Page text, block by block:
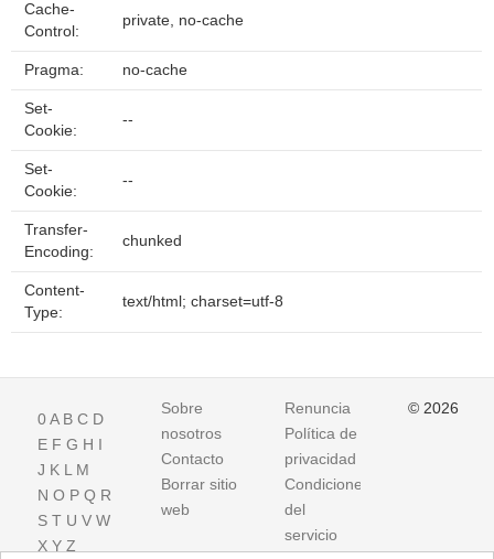
Cache-
Control:
private, no-cache
Pragma: no-cache
Set-
Cookie:
--
Set-
Cookie:
--
Transfer-
Encoding:
chunked
Content-
Type:
text/html; charset=utf-8
0A B C D
E F G H I
J K L M
N O P Q R
S T U V W
X Y Z
Sobre
nosotros
Contacto
Borrar sitio
web
Renuncia
Política de
privacidad
Condiciones
del
servicio
© 2026